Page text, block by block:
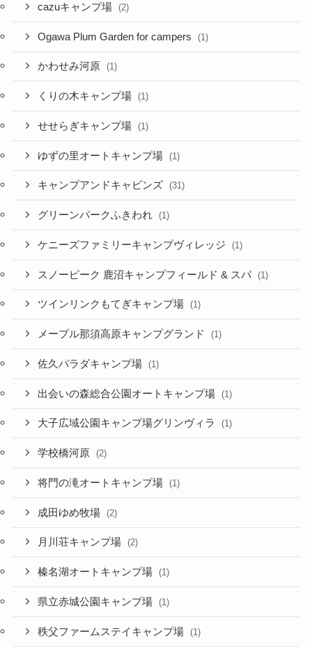
cazuキャンプ場 (2)
Ogawa Plum Garden for campers (1)
かわせみ河原 (1)
くりの木キャンプ場 (1)
せせらぎキャンプ場 (1)
ゆずの里オートキャンプ場 (1)
キャンプアンドキャビンズ (31)
グリーンパークふきわれ (1)
ケニーズファミリーキャンプヴィレッジ (1)
スノーピーク 鹿沼キャンプフィールド & スパ (1)
ツインリンクもてぎキャンプ場 (1)
メープル那須高原キャンプグランド (1)
佐久パラダキャンプ場 (1)
出会いの森総合公園オートキャンプ場 (1)
大子広域公園キャンプ場グリンヴィラ (1)
学校橋河原 (2)
将門の滝オートキャンプ場 (1)
成田ゆめ牧場 (2)
月川荘キャンプ場 (2)
榛名湖オートキャンプ場 (1)
県立赤城公園キャンプ場 (1)
秩父ファームステイキャンプ場 (1)